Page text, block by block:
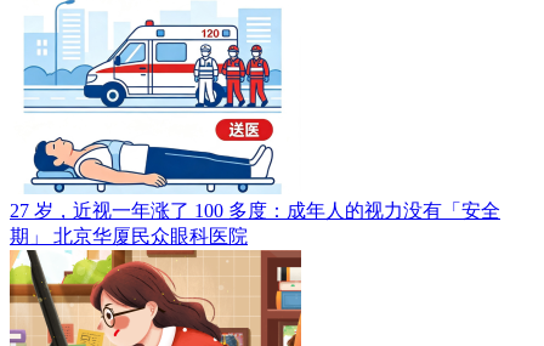
27 岁，近视一年涨了 100 多度：成年人的视力没有「安全
期」 北京华厦民众眼科医院